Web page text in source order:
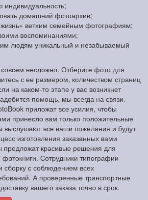
индивидуальность;
домашний фотоархив;
ветхим семейным фотографиям;
воспоминаниями;
людям уникальный и незабываемый
совсем несложно. Отберите фото для
с ее размером, количеством страниц
на каком-то этапе у вас возникнет
помощь, мы всегда на связи.
приложат все усилия, чтобы
принесло вам только положительные
все ваши пожелания и будут
изготовления заказанных вами
предложат красивые решения для
Сотрудники типографии
сборку с соблюдением всех
А проверенные транспортные
вашего заказа точно в срок.